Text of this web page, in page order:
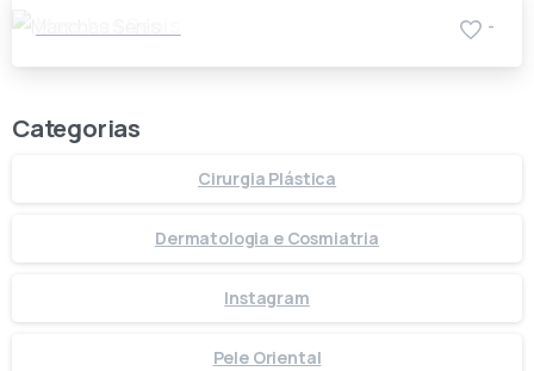
-
Categorias
Cirurgia Plástica
Dermatologia e Cosmiatria
Instagram
Pele Oriental